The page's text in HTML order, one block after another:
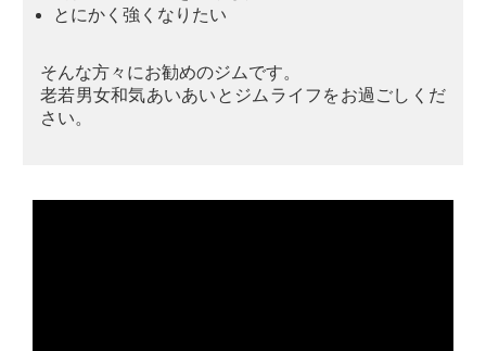
とにかく強くなりたい
そんな方々にお勧めのジムです。
老若男女和気あいあいとジムライフをお過ごしくだ
さい。